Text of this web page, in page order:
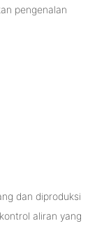
pengenalan
dan diproduksi
aliran yang